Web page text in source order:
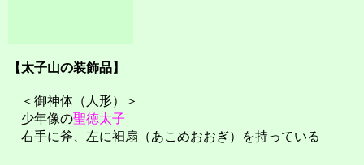
【太子山の装飾品】
＜御神体（人形）＞
少年像の聖徳太子
右手に斧、左に衵扇（あこめおおぎ）を持っている